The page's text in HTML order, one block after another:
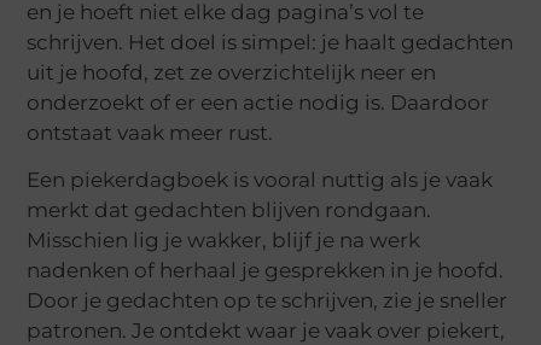
en je hoeft niet elke dag pagina’s vol te
schrijven. Het doel is simpel: je haalt gedachten
uit je hoofd, zet ze overzichtelijk neer en
onderzoekt of er een actie nodig is. Daardoor
ontstaat vaak meer rust.
Een piekerdagboek is vooral nuttig als je vaak
merkt dat gedachten blijven rondgaan.
Misschien lig je wakker, blijf je na werk
nadenken of herhaal je gesprekken in je hoofd.
Door je gedachten op te schrijven, zie je sneller
patronen. Je ontdekt waar je vaak over piekert,